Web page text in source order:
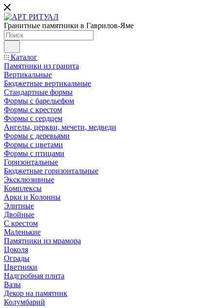
Гранитные памятники в Гаврилов-Яме
Каталог
Памятники из гранита
Вертикальные
Бюджетные вертикальные
Стандартные формы
Формы с барельефом
Формы с крестом
Формы с сердцем
Ангелы, церкви, мечети, медведи
Формы с деревьями
Формы с цветами
Формы с птицами
Горизонтальные
Бюджетные горизонтальные
Эксклюзивные
Комплексы
Арки и Колонны
Элитные
Двойные
С крестом
Маленькие
Памятники из мрамора
Цоколя
Ограды
Цветники
Надгробная плита
Вазы
Декор на памятник
Колумбарий